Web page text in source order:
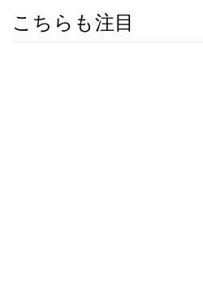
こちらも注目